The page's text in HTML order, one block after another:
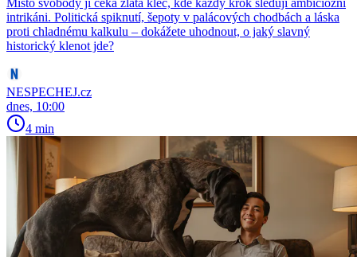
intrikáni. Politická spiknutí, šepoty v palácových chodbách a láska
proti chladnému kalkulu – dokážete uhodnout, o jaký slavný
historický klenot jde?
NESPECHEJ.cz
dnes, 10:00
4 min